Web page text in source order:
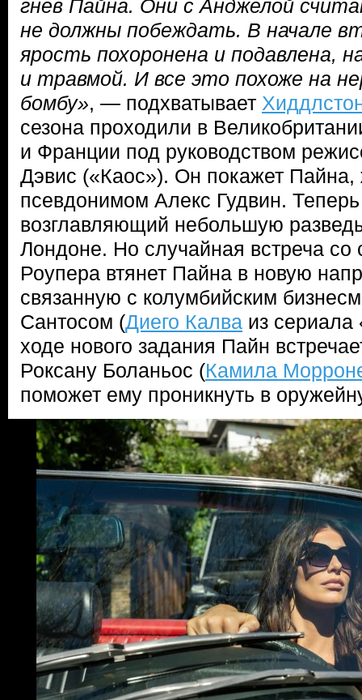
гнев Пайна. Они с Анджелой
не должны побеждать. В начале
ярость похоронена и подавлена,
и травмой. И все это похоже на
бомбу», — подхватывает
сезона проходили в
и Франции под руководством
Дэвис («Каос»). Он покажет Пайна,
псевдонимом Алекс Гудвин.
возглавляющий небольшую
Лондоне. Но случайная встреча
Роупера втянет Пайна в новую
связанную с колумбийским
Сантосом (Диего Калва из сериала
ходе нового задания Пайн
Роксану Боланьос (Камила
поможет ему проникнуть в